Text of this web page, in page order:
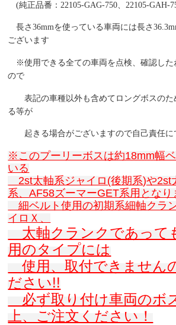
(純正品番：22105-GAG-750、22105-GAH-
長さ36mmを使っている車両には長さ
ございます
※使用できる全ての車両を点検、確認した
ので
表記の車種以外も含めてロングボスのた
る等が
起きる場合がございますので自己責任に
※このプーリーボスは約18mm幅
いる
2st太軸系ジャイロ(後期系)や2st
系、AF58ズーマーGET系用となり
細ベルト使用の初期系細軸クラ
イロＸ、
太軸クランクであって
用のタイプには
使用、取付できません
ださい!!
必ず取り付け車両のボ
上、ご注文ください！